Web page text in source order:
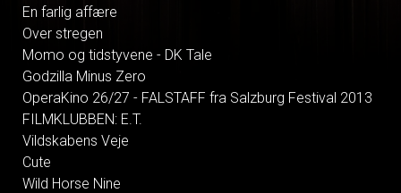
En farlig affære
Over stregen
Momo og tidstyvene - DK Tale
Godzilla Minus Zero
OperaKino 26/27 - FALSTAFF fra Salzburg Festival 2013
FILMKLUBBEN: E.T.
Vildskabens Veje
Cute
Wild Horse Nine